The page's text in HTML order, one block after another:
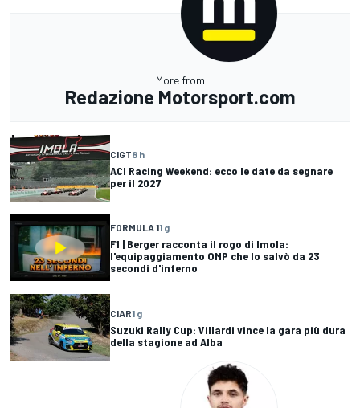
More from
Redazione Motorsport.com
CIGT8 h
ACI Racing Weekend: ecco le date da segnare
per il 2027
FORMULA 11 g
F1 | Berger racconta il rogo di Imola:
l'equipaggiamento OMP che lo salvò da 23
secondi d'inferno
CIAR1 g
Suzuki Rally Cup: Villardi vince la gara più dura
della stagione ad Alba